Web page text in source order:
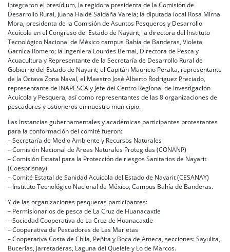
Integraron el presídium, la regidora presidenta de la Comisión de
Desarrollo Rural, Juana Haidé Saldaña Varela; la diputada local Rosa Mirna
Mora, presidenta de la Comisión de Asuntos Pesqueros y Desarrollo
Acuícola en el Congreso del Estado de Nayarit; la directora del Instituto
Tecnológico Nacional de México campus Bahía de Banderas, Violeta
Garnica Romero; la Ingeniera Lourdes Bernal, Directora de Pesca y
Acuacultura y Representante de la Secretaría de Desarrollo Rural de
Gobierno del Estado de Nayarit; el Capitán Mauricio Peralta, representante
de la Octava Zona Naval, el Maestro José Alberto Rodríguez Preciado,
representante de INAPESCA y jefe del Centro Regional de Investigación
Acuícola y Pesquera, así como representantes de las 8 organizaciones de
pescadores y ostioneros en nuestro municipio.
Las Instancias gubernamentales y académicas participantes protestantes
para la conformación del comité fueron:
– Secretaría de Medio Ambiente y Recursos Naturales
– Comisión Nacional de Areas Naturales Protegidas (CONANP)
– Comisión Estatal para la Protección de riesgos Sanitarios de Nayarit
(Coesprisnay)
– Comité Estatal de Sanidad Acuícola del Estado de Nayarit (CESANAY)
– Instituto Tecnológico Nacional de México, Campus Bahía de Banderas.
Y de las organizaciones pesqueras participantes:
– Permisionarios de pesca de La Cruz de Huanacaxtle
– Sociedad Cooperativa de La Cruz de Huanacaxtle
– Cooperativa de Pescadores de Las Marietas
– Cooperativa Costa de Chila, Peñita y Boca de Ameca, secciones: Sayulita,
Bucerias, Jarretaderas, Laguna del Quelele y Lo de Marcos.